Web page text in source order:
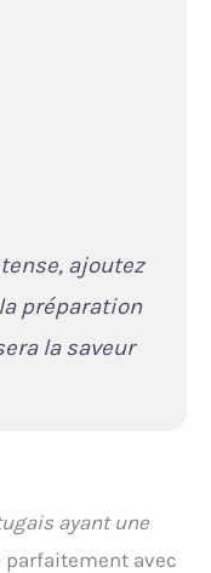
ajoutez
préparation
la saveur
ayant une
avec